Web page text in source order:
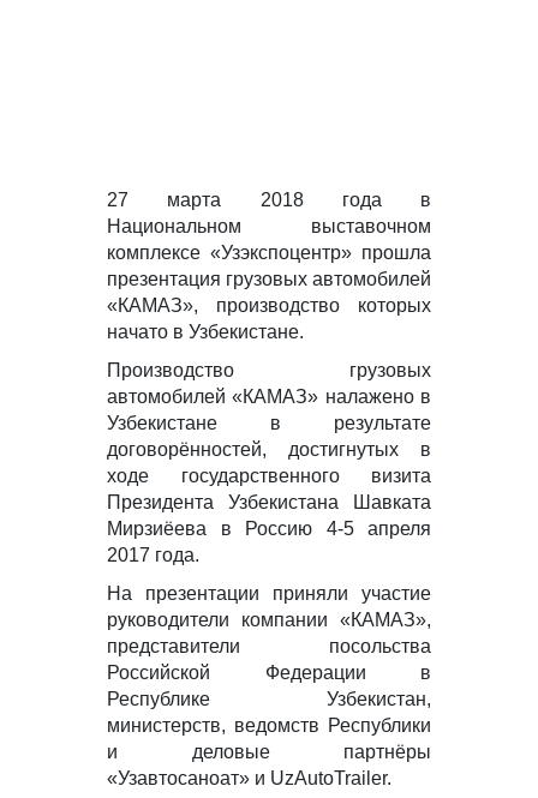
27 марта 2018 года в
Национальном выставочном
комплексе «Узэкспоцентр» прошла
презентация грузовых автомобилей
«КАМАЗ», производство которых
начато в Узбекистане.
Производство грузовых
автомобилей «КАМАЗ» налажено в
Узбекистане в результате
договорённостей, достигнутых в
ходе государственного визита
Президента Узбекистана Шавката
Мирзиёева в Россию 4-5 апреля
2017 года.
На презентации приняли участие
руководители компании «КАМАЗ»,
представители посольства
Российской Федерации в
Республике Узбекистан,
министерств, ведомств Республики
и деловые партнёры
«Узавтосаноат» и UzAutoTrailer.